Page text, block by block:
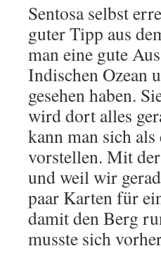
Sentosa selbst
guter Tipp aus
man eine gute
Indischen Ozean
gesehen haben.
wird dort alles
kann man sich
vorstellen. Mit
und weil wir
paar Karten für
damit den Berg
musste sich